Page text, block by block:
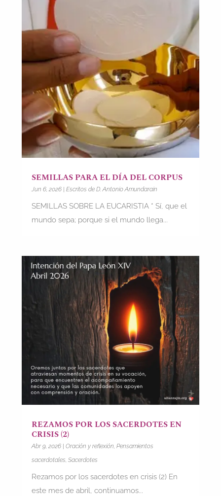
SEMILLAS PARA EL DÍA DEL CORPUS
Jun 6, 2026| Escritos de D. Antonio Amundarain
SEMILLAS SOBRE LA EUCARISTIA * Sí, que el
mundo sepa; porque si el mundo llega...
REZAMOS POR LOS SACERDOTES EN
CRISIS (2)
Abr 9, 2026| Oración y reflexión, Pensamientos
sacerdotales, Sacerdotes
Rezamos por los sacerdotes en crisis (2) En
este mes de abril, continuamos...